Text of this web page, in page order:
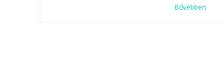
Bővebben